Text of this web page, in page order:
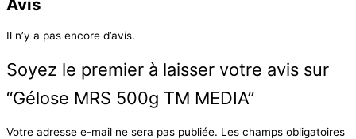
Avis
Il n’y a pas encore d’avis.
Soyez le premier à laisser votre avis sur
“Gélose MRS 500g TM MEDIA”
Votre adresse e-mail ne sera pas publiée. Les champs obligatoires